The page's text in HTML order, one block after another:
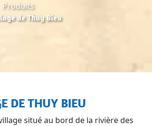
Produits
de Thuy Bieu
DE THUY BIEU
situé au bord de la rivière des